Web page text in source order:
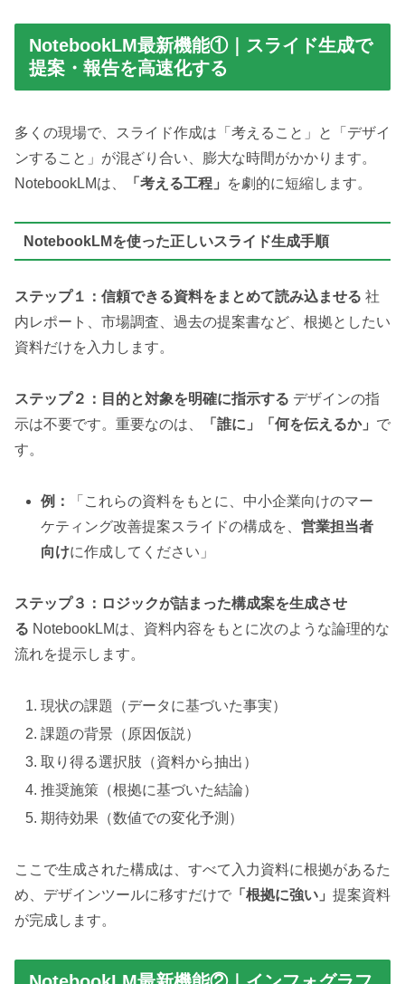
NotebookLM最新機能①｜スライド生成で
提案・報告を高速化する
多くの現場で、スライド作成は「考えること」と「デザイ
ンすること」が混ざり合い、膨大な時間がかかります。
NotebookLMは、
「考える工程」 を劇的に短縮します。
NotebookLMを使った正しいスライド生成手順
ステップ１：信頼できる資料をまとめて読み込ませる 社
内レポート、市場調査、過去の提案書など、根拠としたい
資料だけを入力します。
ステップ２：目的と対象を明確に指示する デザインの指
示は不要です。重要なのは、
「誰に」「何を伝えるか」 で
す。
例：
「これらの資料をもとに、中小企業向けのマー
ケティング改善提案スライドの構成を、営業担当者
向けに作成してください」
ステップ３：ロジックが詰まった構成案を生成させ
る NotebookLMは、資料内容をもとに次のような論理的な
流れを提示します。
現状の課題（データに基づいた事実）
課題の背景（原因仮説）
取り得る選択肢（資料から抽出）
推奨施策（根拠に基づいた結論）
期待効果（数値での変化予測）
ここで生成された構成は、すべて入力資料に根拠があるた
め、デザインツールに移すだけで 「根拠に強い」 提案資料
が完成します。